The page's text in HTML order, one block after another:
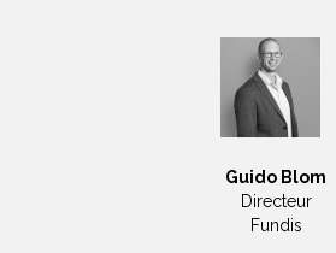
Guido Blom
Directeur
Fundis